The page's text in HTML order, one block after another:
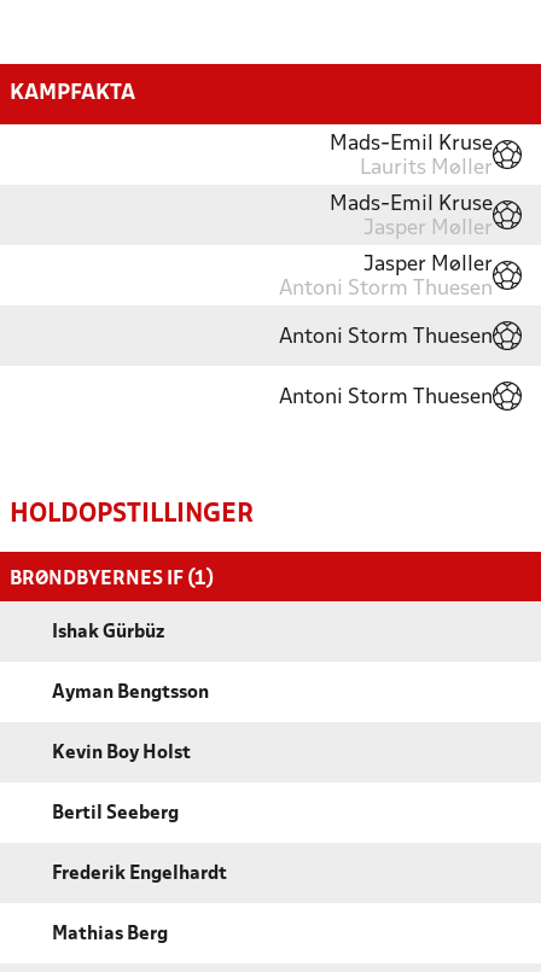
KAMPFAKTA
Mads-Emil Kruse
Laurits Møller
Mads-Emil Kruse
Jasper Møller
Jasper Møller
Antoni Storm Thuesen
Antoni Storm Thuesen
Antoni Storm Thuesen
HOLDOPSTILLINGER
BRØNDBYERNES IF (1)
Ishak Gürbüz
Ayman Bengtsson
Kevin Boy Holst
Bertil Seeberg
Frederik Engelhardt
Mathias Berg